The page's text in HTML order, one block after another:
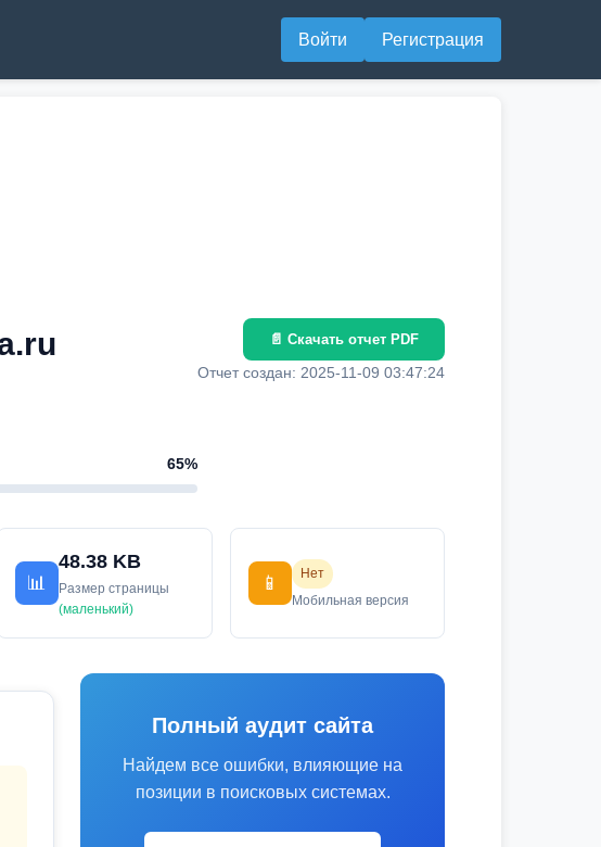
Войти Регистрация
65%
📄 Скачать отчет PDF
Отчет создан: 2025-11-09 03:47:24
📊
48.38 KB
Размер страницы
(маленький)
📱
Нет
Мобильная версия
Полный аудит сайта
Найдем все ошибки, влияющие на
позиции в поисковых системах.